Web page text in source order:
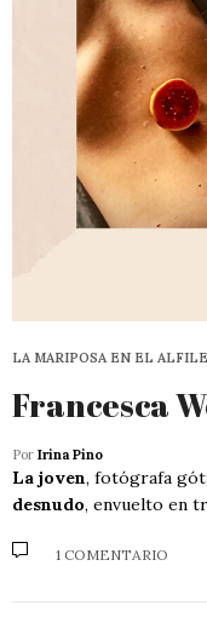
LA MARIPOSA EN EL
Francesca
Por Irina Pino
La joven, fotógrafa
desnudo, envuelto en
1 COMENTARIO